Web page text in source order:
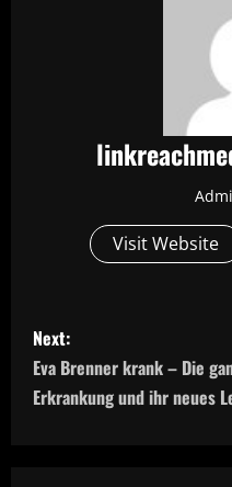
Visit Website
P
o
s
Next:
Eva Brenner krank – Die
Erkrankung und ihr neues